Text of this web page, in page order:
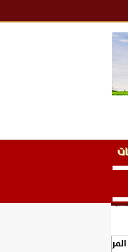
الذهبي خطوة نحو